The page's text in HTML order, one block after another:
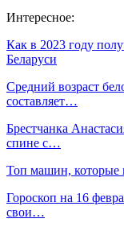
Интересное:
Как в 2023 году
Беларуси
Средний возраст
составляет…
Брестчанка
спине с…
Топ машин, которые
Гороскоп на 16
свои…